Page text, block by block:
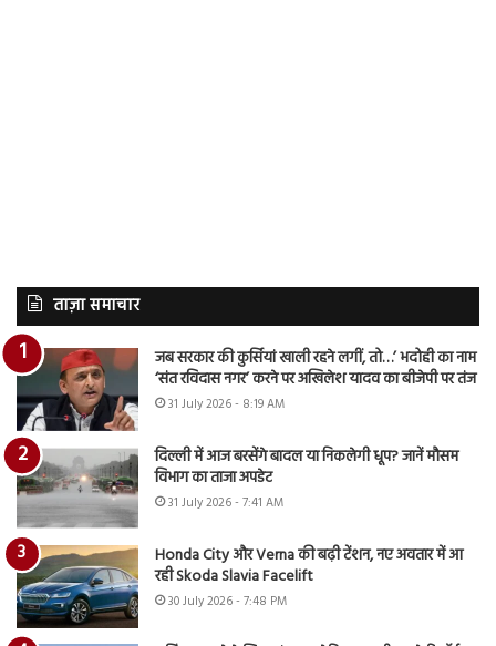
ताज़ा समाचार
जब सरकार की कुर्सियां खाली रहने लगीं, तो…’ भदोही का नाम
‘संत रविदास नगर’ करने पर अखिलेश यादव का बीजेपी पर तंज
31 July 2026 - 8:19 AM
दिल्ली में आज बरसेंगे बादल या निकलेगी धूप? जानें मौसम
विभाग का ताजा अपडेट
31 July 2026 - 7:41 AM
Honda City और Verna की बढ़ी टेंशन, नए अवतार में आ
रही Skoda Slavia Facelift
30 July 2026 - 7:48 PM